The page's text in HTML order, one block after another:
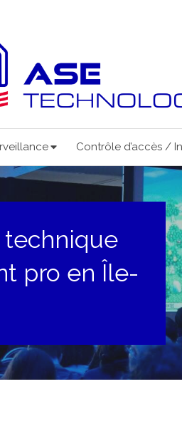
Contrôle d’accès /
technique
pro en Île-